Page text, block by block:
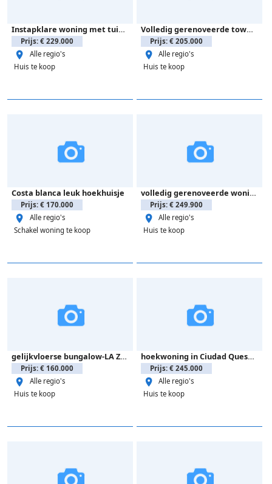
Instapklare woning met tuin en solarium – VILLAMARTIN
Prijs: € 229.000
Alle regio's
Huis te koop
Volledig gerenoveerde townhouse in La Florida
Prijs: € 205.000
Alle regio's
Huis te koop
Costa blanca leuk hoekhuisje
Prijs: € 170.000
Alle regio's
Schakel woning te koop
volledig gerenoveerde woning-Ciudad Quesada
Prijs: € 249.900
Alle regio's
Huis te koop
gelijkvloerse bungalow-LA ZENIA
Prijs: € 160.000
Alle regio's
Huis te koop
hoekwoning in Ciudad Quesada
Prijs: € 245.000
Alle regio's
Huis te koop